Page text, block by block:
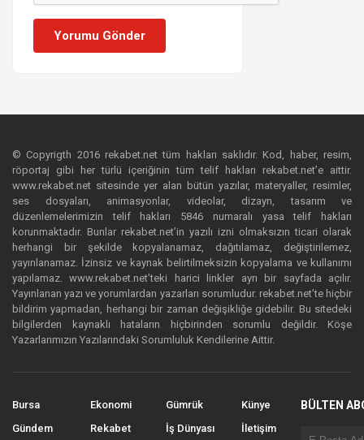
Yorumu Gönder
© Copyrigth 2016 rekabet.net tüm hakları saklıdır. Kod, haber, resim,
röportaj gibi her türlü içeriğinin tüm telif hakları rekabet.net’e aittir.
www.rekabet.net sitesinde yer alan bütün yazılar, materyaller, resimler,
ses dosyaları, animasyonlar, videolar, dizayn, tasarım ve
düzenlemelerimizin telif hakları 5846 numaralı yasa telif hakları
korunmaktadır. Bunlar rekabet.net’in yazılı izni olmaksızın ticari olarak
herhangi bir şekilde kopyalanamaz, dağıtılamaz, değiştirilemez,
yayınlanamaz. İzinsiz ve kaynak belirtilmeksizin kopyalama ve kullanımı
yapılamaz. www.rekabet.net’teki harici linkler ayrı bir sayfada açılır.
Yayınlanan yazı ve yorumlardan yazarları sorumludur. rekabet.net’te hiçbir
bildirim yapmadan, herhangi bir zaman değişikliğe gidebilir. Bu sitedeki
bilgilerden kaynaklı hataların hiçbirinden sorumlu değildir. Köşe
Yazarlarımızın Yazılarındaki Sorumluluk Kendilerine Aittir.
Bursa
Gündem
Ekonomi
Rekabet
Gümrük
İş Dünyası
Künye
İletişim
BÜLTEN